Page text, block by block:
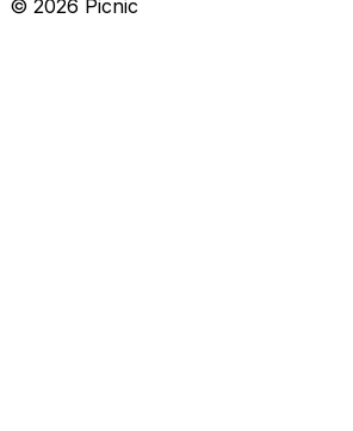
© 2026 Picnic